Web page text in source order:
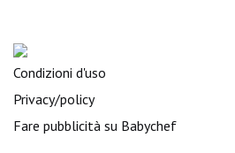
Condizioni d'uso
Privacy/policy
Fare pubblicità su Babychef